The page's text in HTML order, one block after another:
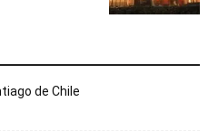
de Chile